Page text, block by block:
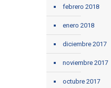
febrero 2018
enero 2018
diciembre 2017
noviembre 2017
octubre 2017